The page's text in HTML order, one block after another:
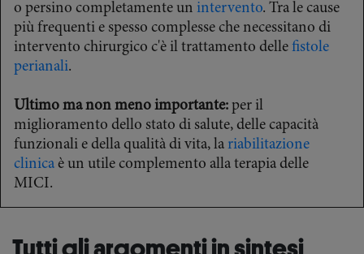
o persino completamente un intervento. Tra le cause
più frequenti e spesso complesse che necessitano di
intervento chirurgico c'è il trattamento delle fistole
perianali.
Ultimo ma non meno importante: per il
miglioramento dello stato di salute, delle capacità
funzionali e della qualità di vita, la riabilitazione
clinica è un utile complemento alla terapia delle
MICI.